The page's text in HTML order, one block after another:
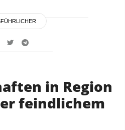
in Region
feindlichem